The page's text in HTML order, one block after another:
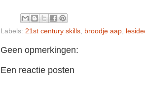
Labels: 21st century skills broodje aap
Geen opmerkingen:
Een reactie posten